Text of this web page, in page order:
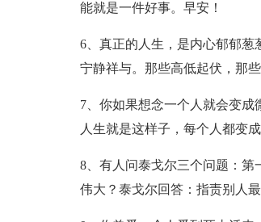
能就是一件好事。早安！
6、真正的人生，是内心郁郁
宁静祥与。那些高低起伏，那
7、你如果想念一个人就会变成
人生就是这样子，每个人都变
8、有人问泰戈尔三个问题：
伟大？泰戈尔回答：指责别人